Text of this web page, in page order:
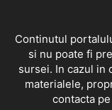
Continutul
si nu poate fi
sursei. In cazul in
materialele,
contacta